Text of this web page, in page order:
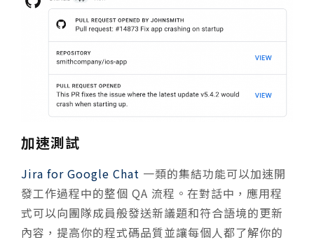
加速測試
Jira for Google Chat 一類的集結功能可以加速開
發工作過程中的整個 QA 流程。在對話中，應用程
式可以向團隊成員般發送新議題和符合語境的更新
內容，提高你的程式碼品質並讓每個人都了解你的